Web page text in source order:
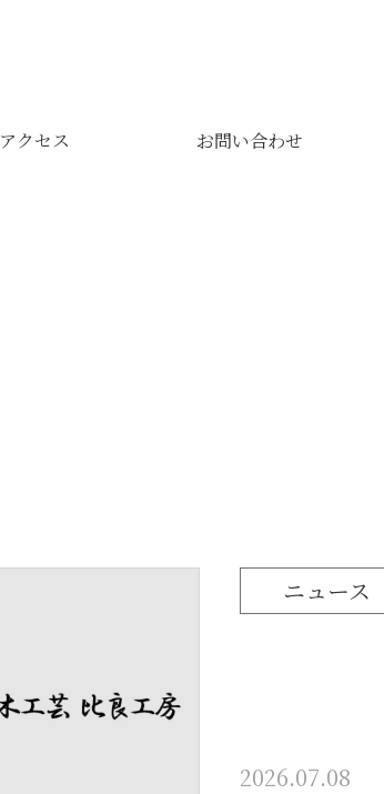
アクセス お問い合わせ
ニュース
2026.07.08